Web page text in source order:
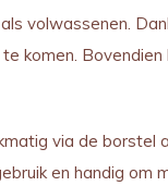
volwassenen.
komen.
via de borstel
en handig om